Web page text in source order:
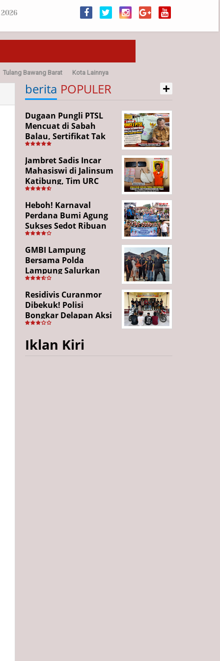
Tulang Bawang Barat Kota Lainnya
berita POPULER +
Dugaan Pungli PTSL
Mencuat di Sabah
Balau, Sertifikat Tak
Kunjung Diterima,
Warga Tempuh Jalur
Hukum
Jambret Sadis Incar
Mahasiswi di Jalinsum
Katibung, Tim URC
Ringkus Pelaku dan
Sita Barang Bukti
Heboh! Karnaval
Perdana Bumi Agung
Sukses Sedot Ribuan
Penonton, Enam
Lingkungan Tampil All
Out
GMBI Lampung
Bersama Polda
Lampung Salurkan
Puluhan Paket
Sembako di
Bakauheni, Wujud
Kepedulian Sambut
HUT RI ke-81
Residivis Curanmor
Dibekuk! Polisi
Bongkar Delapan Aksi
Pencurian di
Pelaku Ditangkap
Iklan Kiri